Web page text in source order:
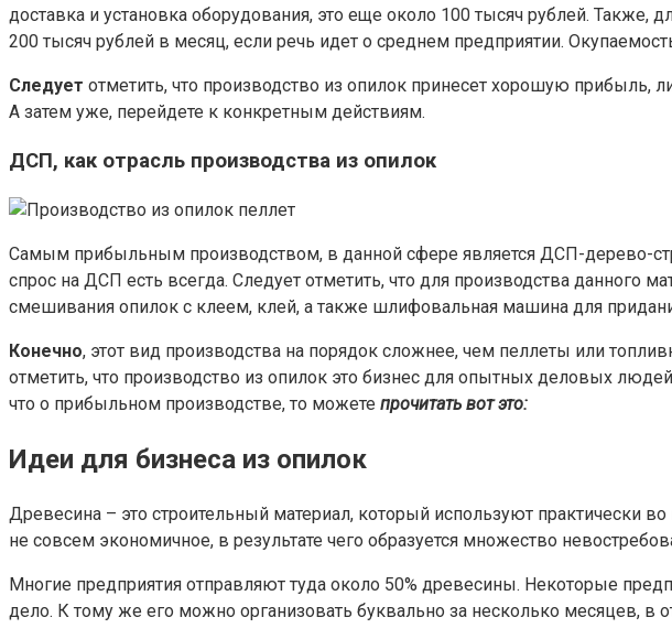
доставка и установка оборудования, это еще около 100 тысяч рублей. Также,
200 тысяч рублей в месяц, если речь идет о среднем предприятии.
Следует отметить, что производство из опилок принесет хорошую прибыль,
А затем уже, перейдете к конкретным действиям.
ДСП, как отрасль производства из опилок
Самым прибыльным производством, в данной сфере является ДСП-дерево-
спрос на ДСП есть всегда. Следует отметить, что для производства данного
смешивания опилок с клеем, клей, а также шлифовальная машина для
Конечно, этот вид производства на порядок сложнее, чем пеллеты или
отметить, что производство из опилок это бизнес для опытных деловых
что о прибыльном производстве, то можете прочитать вот это:
Идеи для бизнеса из опилок
Древесина – это строительный материал, который используют практически
не совсем экономичное, в результате чего образуется множество
Многие предприятия отправляют туда около 50% древесины. Некоторые
дело. К тому же его можно организовать буквально за несколько месяцев, в